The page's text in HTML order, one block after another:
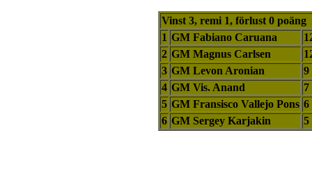
Vinst 3, remi 1, förlust 0 poäng
1 GM Fabiano Caruana
2 GM Magnus Carlsen
3 GM Levon Aronian
9
4 GM Vis. Anand
7
5 GM Fransisco Vallejo Pons 6
6 GM Sergey Karjakin 5